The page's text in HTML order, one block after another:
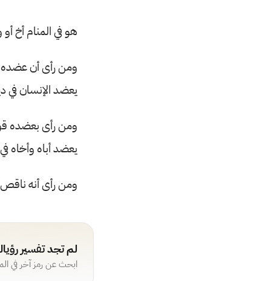
هو في المنام أخ
ومن رأى أن
يعضد الإنسان في
ومن رأى بعضده
يعضد أباه وأخاه
ومن رأى أنه
لم تجد تفسير
ابحث عن رمز آخر في